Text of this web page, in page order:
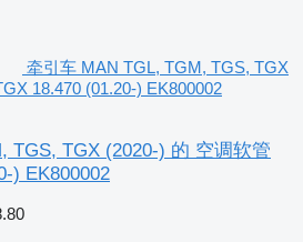
牵引车 MAN TGL, TGM, TGS, TGX
18.470 (01.20-) EK800002
TGS, TGX (2020-) 的 空调软管
) EK800002